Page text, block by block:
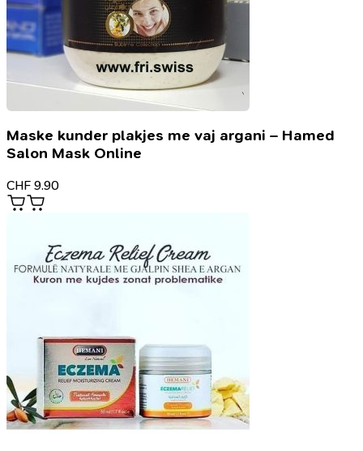
Maske kunder plakjes me vaj argani – Hamed
Salon Mask Online
CHF 9.90